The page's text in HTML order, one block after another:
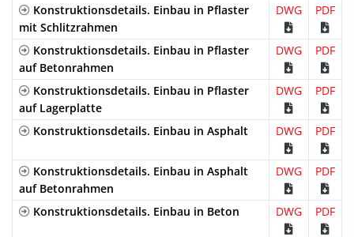
Verzinktes
Stahlblech
Stöckel Schutz
Maschenrost
GEHX150UCB
Verzinktes
Stahlblech
Schlitzrahmen GR150UOC
Stahlblech
Schlitzrahmen
C-250 GDR150UOC
Edelstahl A-15 IP150UCA
Konstruktionsdetails. Einbau in Pflaster
mit Schlitzrahmen
DWG PDF
Konstruktionsdetails. Einbau in Pflaster
auf Betonrahmen
DWG PDF
Konstruktionsdetails. Einbau in Pflaster
auf Lagerplatte
DWG PDF
Konstruktionsdetails. Einbau in Asphalt DWG PDF
Konstruktionsdetails. Einbau in Asphalt
auf Betonrahmen
DWG PDF
Konstruktionsdetails. Einbau in Beton DWG PDF